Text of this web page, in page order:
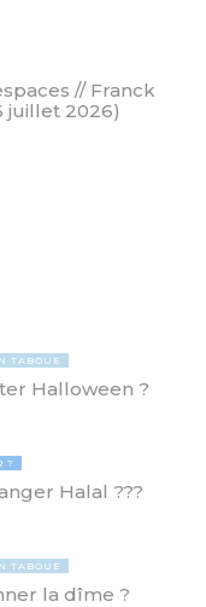
// Franck
juillet 2026)
TABOUE
Halloween ?
?
Halal ???
TABOUE
la dîme ?